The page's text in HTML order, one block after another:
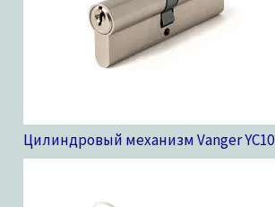
Цилиндровый механизм Vanger YC10